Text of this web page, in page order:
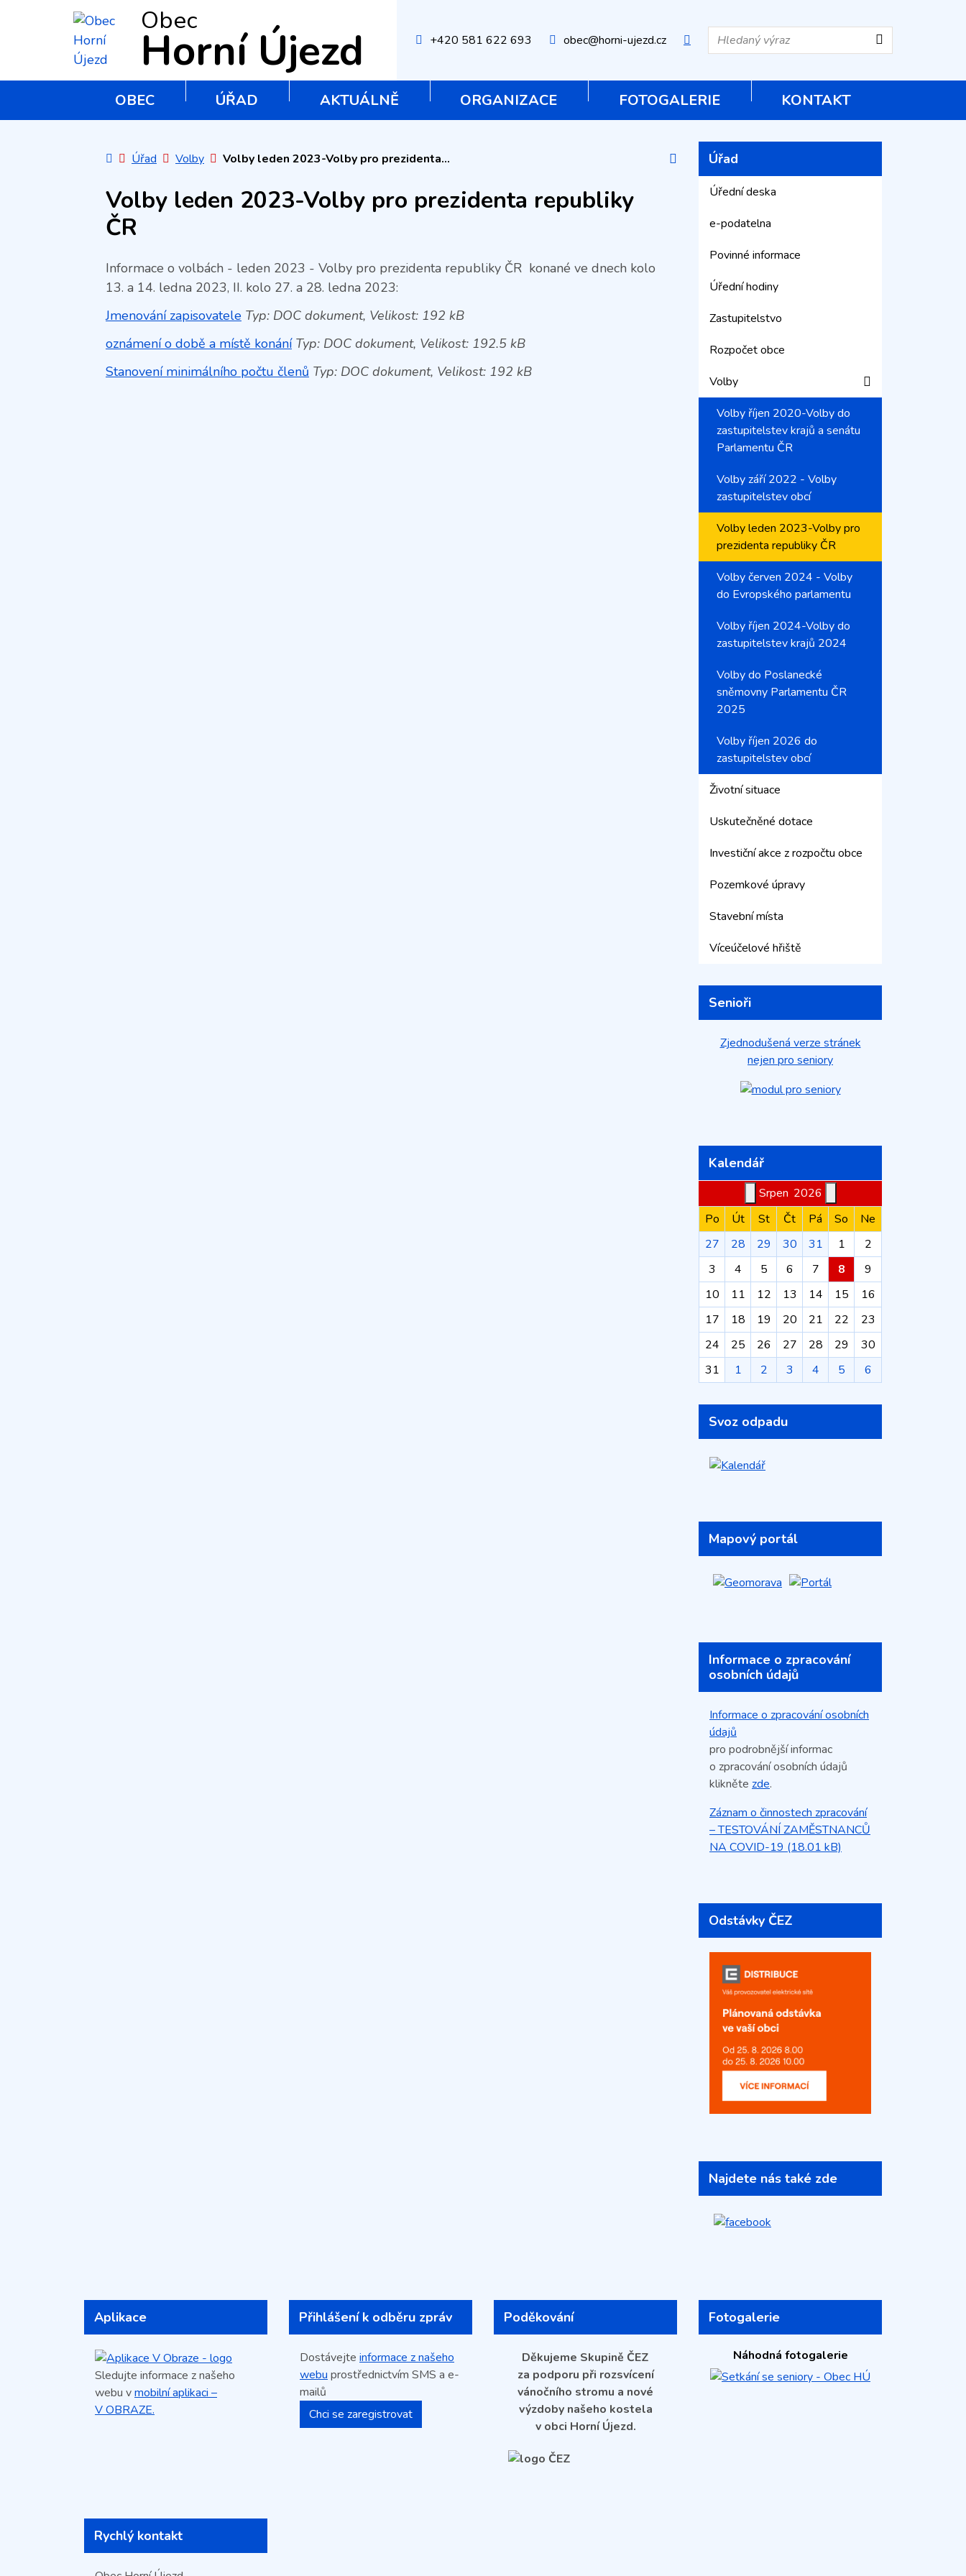
Obec
Horní Újezd +420 581 622 693 obec@horni-ujezd.cz Mapa webu
OBEC ÚŘAD AKTUÁLNĚ ORGANIZACE FOTOGALERIE KONTAKT
Úvodní stránka
Úřad Volby Volby leden 2023-Volby pro prezidenta... Vytisknout
Volby leden 2023-Volby pro prezidenta republiky
ČR
Informace o volbách - leden 2023 - Volby pro prezidenta republiky ČR konané ve dnech kolo
13. a 14. ledna 2023, II. kolo 27. a 28. ledna 2023:
Jmenování zapisovatele Typ: DOC dokument, Velikost: 192 kB
oznámení o době a místě konáníTyp: DOC dokument, Velikost: 192.5 kB
Stanovení minimálního počtu členů Typ: DOC dokument, Velikost: 192 kB
Úřad
Úřední deska
e-podatelna
Povinné informace
Úřední hodiny
Zastupitelstvo
Rozpočet obce
Volby
Volby říjen 2020-Volby do
zastupitelstev krajů a senátu
Parlamentu ČR
Volby září 2022 - Volby
zastupitelstev obcí
Volby leden 2023-Volby pro
prezidenta republiky ČR
Volby červen 2024 - Volby
do Evropského parlamentu
Volby říjen 2024-Volby do
zastupitelstev krajů 2024
Volby do Poslanecké
sněmovny Parlamentu ČR
2025
Volby říjen 2026 do
zastupitelstev obcí
Životní situace
Uskutečněné dotace
Investiční akce z rozpočtu obce
Pozemkové úpravy
Stavební místa
Víceúčelové hřiště
Senioři
Zjednodušená verze stránek
nejen pro seniory
Kalendář
Srpen 2026
Po
Út St Čt Pá So
Ne
27
28 29 30 31 1
2
3
4 5 6 7 8
9
10
11 12 13 14 15
16
17
18 19 20 21 22
23
24
25 26 27 28 29
30
31
1 2 3 4 5 6
Svoz odpadu
Mapový portál
Informace o zpracování
osobních údajů
Informace o zpracování osobních
údajů
pro podrobnější informac
o zpracování osobních údajů
klikněte zde.
Záznam o činnostech zpracování
– TESTOVÁNÍ ZAMĚSTNANCŮ
NA COVID-19 (18.01 kB)
Odstávky ČEZ
Najdete nás také zde
Aplikace
Sledujte informace z našeho
webu vmobilní aplikaci –
V OBRAZE.
Přihlášení k odběru zpráv
Dostávejte informace z našeho
webu prostřednictvím SMS a e-
mailů
Chci se zaregistrovat
Poděkování
Děkujeme Skupině ČEZ
za podporu při rozsvícení
vánočního stromu a nové
výzdoby našeho kostela
v obci Horní Újezd.
Fotogalerie
Náhodná fotogalerie
Rychlý kontakt